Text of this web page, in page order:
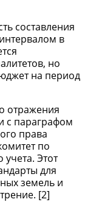
составления
в
но
на период
отражения
с параграфом
права
по
учета. Этот
для
земель и
[2]